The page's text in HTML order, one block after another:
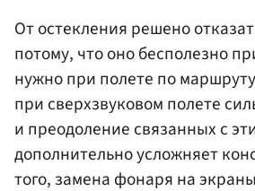
От остекления решено
потому, что оно бесполезно
нужно при полете по
при сверхзвуковом полете
и преодоление связанных с
дополнительно усложняет
того, замена фонаря на